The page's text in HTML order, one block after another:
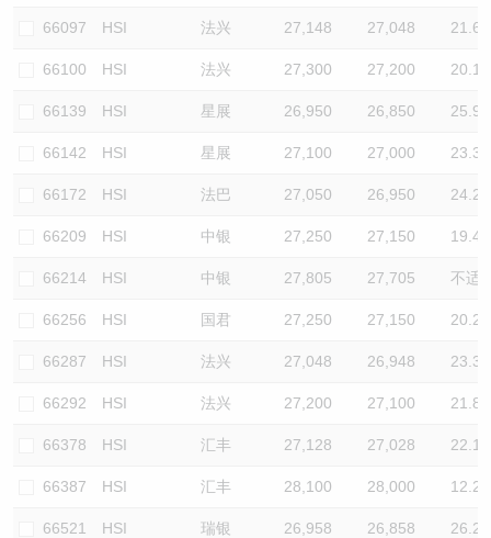
66097 HSI 法兴 27,148 27,048 21.6
66100 HSI 法兴 27,300 27,200 20.1
66139 HSI 星展 26,950 26,850 25.9
66142 HSI 星展 27,100 27,000 23.3
66172 HSI 法巴 27,050 26,950 24.2
66209 HSI 中银 27,250 27,150 19.4
66214 HSI 中银 27,805 27,705 不适
66256 HSI 国君 27,250 27,150 20.2
66287 HSI 法兴 27,048 26,948 23.3
66292 HSI 法兴 27,200 27,100 21.8
66378 HSI 汇丰 27,128 27,028 22.1
66387 HSI 汇丰 28,100 28,000 12.2
66521 HSI 瑞银 26,958 26,858 26.2